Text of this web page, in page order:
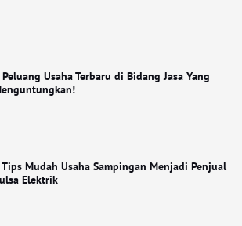
Usaha Terbaru di Bidang Jasa Yang
Tips Mudah Usaha Sampingan Menjadi Penjual
Elektrik